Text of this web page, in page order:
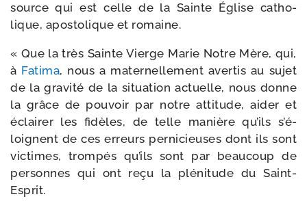
source qui est celle de la Sainte Église catho­
lique, apos­to­lique et romaine.
« Que la très Sainte Vierge Marie Notre Mère, qui,
à Fatima, nous a mater­nel­le­ment aver­tis au sujet
de la gra­vi­té de la situa­tion actuelle, nous donne
la grâce de pou­voir par notre atti­tude, aider et
éclai­rer les fidèles, de telle manière qu’ils s’é­
loignent de ces erreurs per­ni­cieuses dont ils sont
vic­times, trom­pés qu’ils sont par beau­coup de
per­sonnes qui ont reçu la plé­ni­tude du Saint-
Esprit.